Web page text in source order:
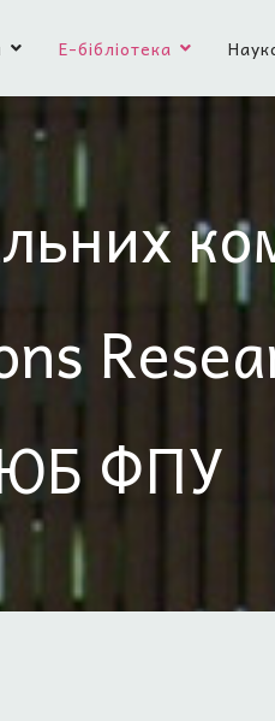
Е-бібліотека
ФПУ